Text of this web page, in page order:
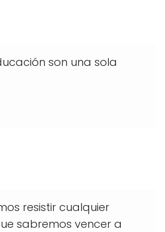
son una sola
resistir cualquier
sabremos vencer a